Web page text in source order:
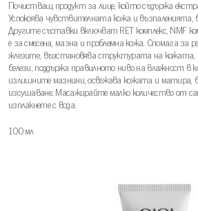
Почистващ продукт за лице, който съдържа
Успокоява чувствителната кожа и възпаленията,
Другите съставки включват RET комплекс, NMF
е за смесена, мазна и проблемна кожа. Спомага за
жлезите, възстановява структурата на
белези, поддържа правилното ниво на влажност
излишните мазнини, освежава кожата и матира,
изсушаване. Масажирайте малко количество от
изплакнете с вода.
100 мл